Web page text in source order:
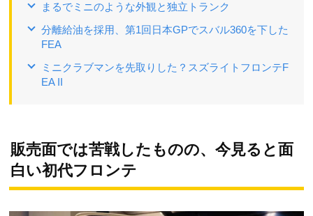
まるでミニのような外観と独立トランク
分離給油を採用、第1回日本GPでスバル360を下した
FEA
ミニクラブマンを先取りした？スズライトフロンテF
EA II
販売面では苦戦したものの、今見ると面
白い初代フロンテ